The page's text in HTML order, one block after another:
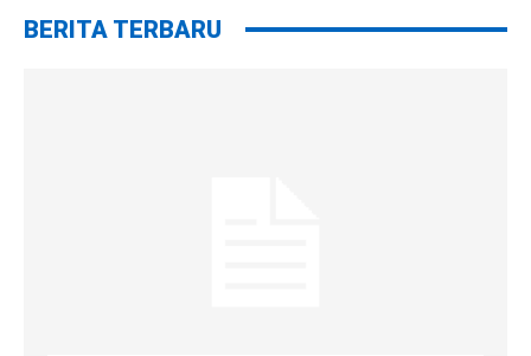
BERITA TERBARU